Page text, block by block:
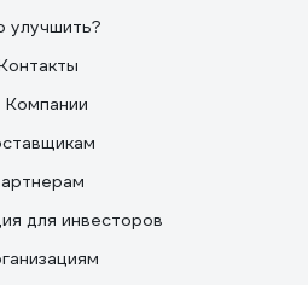
улучшить?
для инвесторов